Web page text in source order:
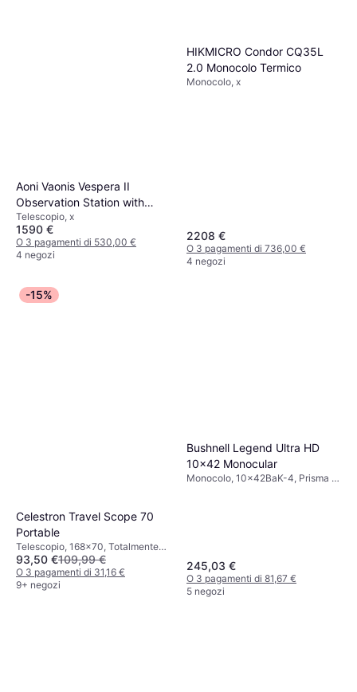
Aoni Vaonis Vespera II
Observation Station with
Dust Cover
Telescopio, x
1590 €
O 3 pagamenti di 530,00 €
4 negozi
HIKMICRO Condor CQ35L
2.0 Monocolo Termico
Monocolo, x
2208 €
O 3 pagamenti di 736,00 €
4 negozi
-15%
Celestron Travel Scope 70
Portable
Telescopio, 168x70, Totalmente
Rivestito
93,50 €109,99 €
O 3 pagamenti di 31,16 €
9+ negozi
Bushnell Legend Ultra HD
10x42 Monocular
Monocolo, 10x42BaK-4, Prisma a
245,03 €
O 3 pagamenti di 81,67 €
5 negozi